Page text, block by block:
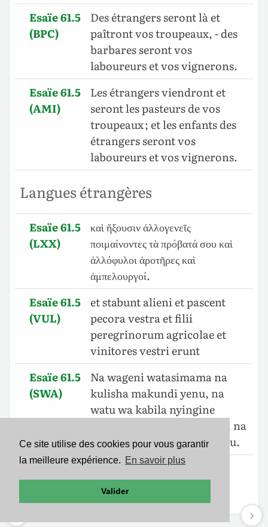
Ce site utilise des cookies pour vous garantir
la meilleure expérience. En savoir plus
Valider
Esaïe 61.5
(BPC)
Des étrangers seront là et
paîtront vos troupeaux, - des
barbares seront vos
laboureurs et vos vignerons.
Esaïe 61.5
(AMI)
Les étrangers viendront et
seront les pasteurs de vos
troupeaux ; et les enfants des
étrangers seront vos
laboureurs et vos vignerons.
Langues étrangères
Esaïe 61.5
(LXX)
καὶ ἥξουσιν ἀλλογενεῖς
ποιμαίνοντες τὰ πρόβατά σου καὶ
ἀλλόφυλοι ἀροτῆρες καὶ
ἀμπελουργοί.
Esaïe 61.5
(VUL)
et stabunt alieni et pascent
pecora vestra et filii
peregrinorum agricolae et
vinitores vestri erunt
Esaïe 61.5
(SWA)
Na wageni watasimama na
kulisha makundi yenu, na
watu wa kabila nyingine
watakuwa wakulima wenu, na
watunzaji wa mizabibu yenu.
Esaïe 61.5
(BHS)
וְעָמְד֣וּ זָרִ֔ים וְרָע֖וּ צֹאנְכֶ֑ם וּבְנֵ֣י נֵכָ֔ר
אִכָּרֵיכֶ֖ם וְכֹרְמֵיכֶֽם׃